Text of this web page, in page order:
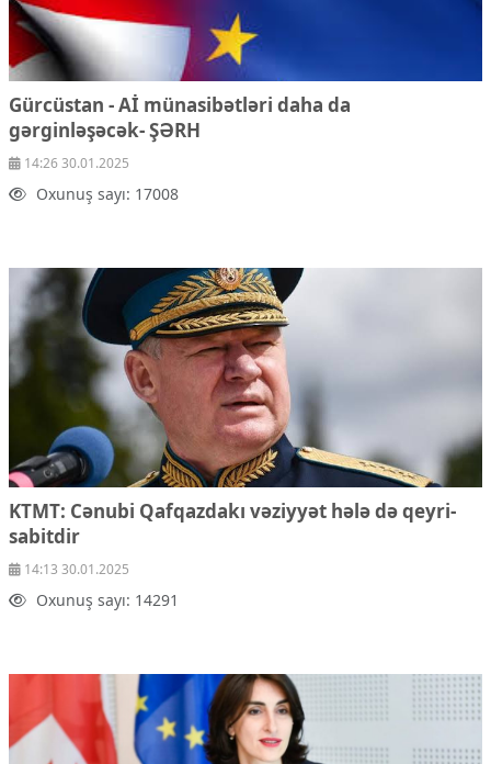
Gürcüstan - Aİ münasibətləri daha da
gərginləşəcək- ŞƏRH
14:26 30.01.2025
Oxunuş sayı: 17008
KTMT: Cənubi Qafqazdakı vəziyyət hələ də qeyri-
sabitdir
14:13 30.01.2025
Oxunuş sayı: 14291